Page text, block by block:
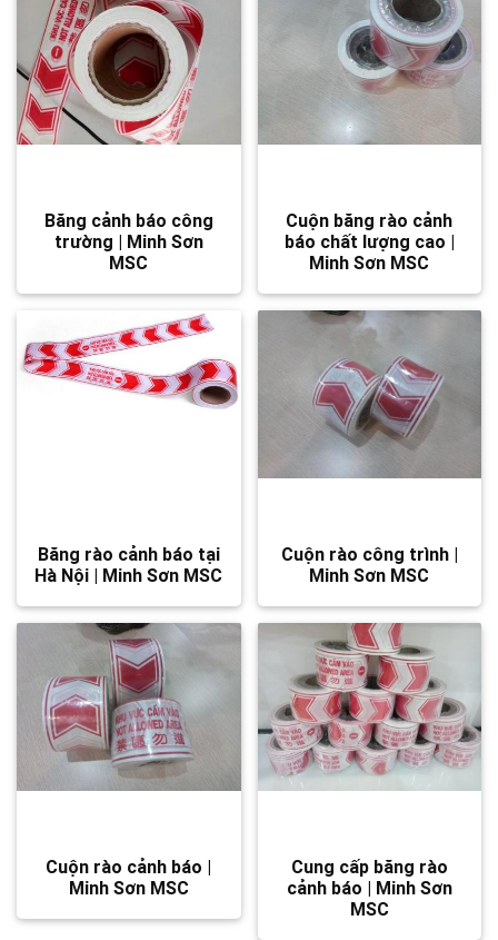
Băng cảnh báo công
trường | Minh Sơn
MSC
Cuộn băng rào cảnh
báo chất lượng cao |
Minh Sơn MSC
Băng rào cảnh báo tại
Hà Nội | Minh Sơn MSC
Cuộn rào công trình |
Minh Sơn MSC
Cuộn rào cảnh báo |
Minh Sơn MSC
Cung cấp băng rào
cảnh báo | Minh Sơn
MSC